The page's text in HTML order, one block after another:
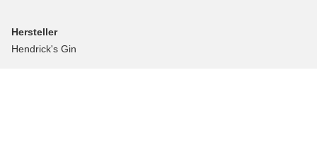
Hersteller
Hendrick's Gin